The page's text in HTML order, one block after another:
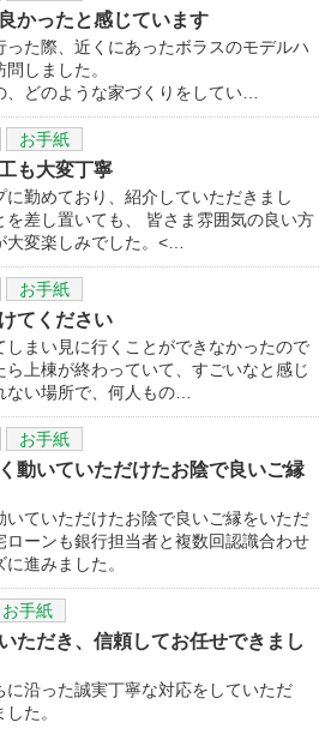
かったと感じています
た際、近くにあったボラスのモデルハ
しました。
どのような家づくりをしてい…
お手紙
も大変丁寧
勤めており、紹介していただきまし
を差し置いても、 皆さま雰囲気の良い方
変楽しみでした。<…
お手紙
てください
しまい見に行くことができなかったので
上棟が終わっていて、すごいなと感じ
ない場所で、何人もの…
お手紙
動いていただけたお陰で良いご縁
いていただけたお陰で良いご縁をいただ
ローンも銀行担当者と複数回認識合わせ
進みました。
お手紙
ただき、信頼してお任せできまし
沿った誠実丁寧な対応をしていただ
た。